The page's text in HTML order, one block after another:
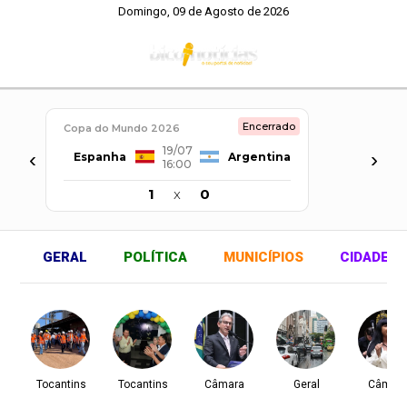
Domingo, 09 de Agosto de 2026
‹
Copa do Mundo 2026 Encerrado
Espanha
19/07
16:00
Argentina
1 x 0
›
GERAL POLÍTICA MUNICÍPIOS CIDADES
Tocantins Tocantins Câmara Geral